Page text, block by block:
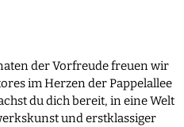
der Vorfreude freuen wir
im Herzen der Pappelallee
du dich bereit, in eine Welt
und erstklassiger